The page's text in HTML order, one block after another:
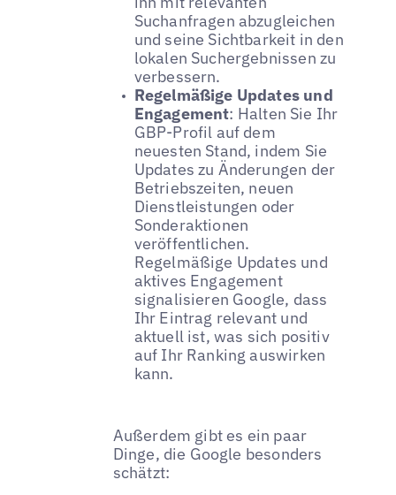
Suchanfragen abzugleichen
und seine Sichtbarkeit in den
lokalen Suchergebnissen zu
verbessern.
Regelmäßige Updates und
Engagement: Halten Sie Ihr
GBP-Profil auf dem
neuesten Stand, indem Sie
Updates zu Änderungen der
Betriebszeiten, neuen
Dienstleistungen oder
Sonderaktionen
veröffentlichen.
Regelmäßige Updates und
aktives Engagement
signalisieren Google, dass
Ihr Eintrag relevant und
aktuell ist, was sich positiv
auf Ihr Ranking auswirken
kann.
Außerdem gibt es ein paar
Dinge, die Google besonders
schätzt: